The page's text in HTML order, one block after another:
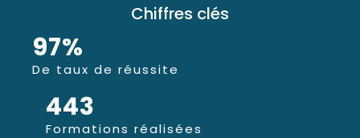
Chiffres clés
De taux de réussite
97%
Formations réalisées
443